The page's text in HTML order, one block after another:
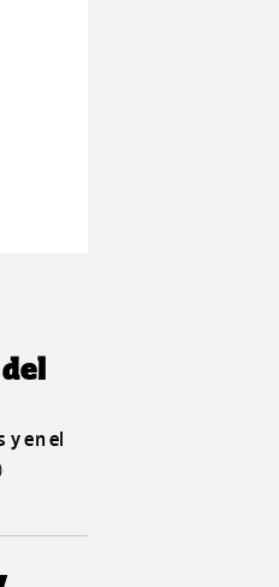
y en el